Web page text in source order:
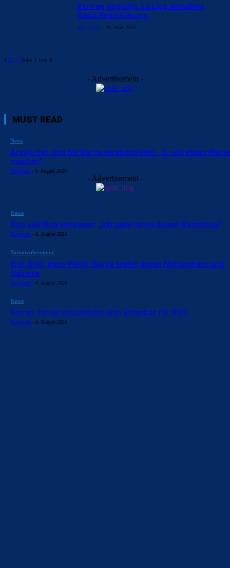
Vertrag ungültig: La Liga annulliert
Gavis Registrierung
Alex Truica - 25. März 2023
123 9Seite 1 von 9
- Advertisement -
MUST READ
News
Araújo hat sich bei Barça verabschiedet: „Er will etwas
machen“
Barçawelt - 9. August 2026
- Advertisement -
News
Duo soll Klub verlassen: „Ich gebe ihnen diesen Ratschlag“
Barçawelt - 8. August 2026
Saisonvobereitung
Erst Sieg, dann Pleite: Barça testet gegen Nottingham und
Udinese
Barçawelt - 8. August 2026
News
Ferran Torres entscheidet sich offenbar für PSG
Barçawelt - 8. August 2026